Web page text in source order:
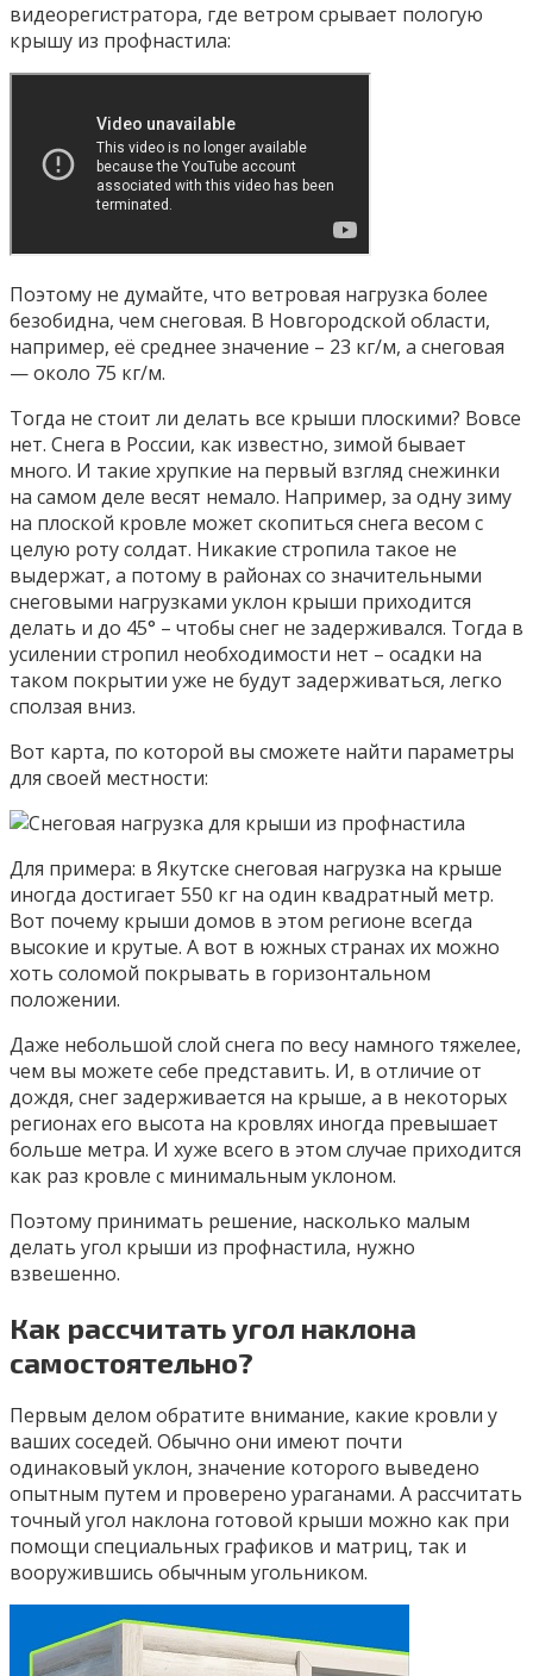
видеорегистратора, где ветром срывает пологую
крышу из профнастила:
Поэтому не думайте, что ветровая нагрузка более
безобидна, чем снеговая. В Новгородской области,
например, её среднее значение – 23 кг/м, а снеговая
— около 75 кг/м.
Тогда не стоит ли делать все крыши плоскими? Вовсе
нет. Снега в России, как известно, зимой бывает
много. И такие хрупкие на первый взгляд снежинки
на самом деле весят немало. Например, за одну зиму
на плоской кровле может скопиться снега весом с
целую роту солдат. Никакие стропила такое не
выдержат, а потому в районах со значительными
снеговыми нагрузками уклон крыши приходится
делать и до 45° – чтобы снег не задерживался. Тогда в
усилении стропил необходимости нет – осадки на
таком покрытии уже не будут задерживаться, легко
сползая вниз.
Вот карта, по которой вы сможете найти параметры
для своей местности:
Для примера: в Якутске снеговая нагрузка на крыше
иногда достигает 550 кг на один квадратный метр.
Вот почему крыши домов в этом регионе всегда
высокие и крутые. А вот в южных странах их можно
хоть соломой покрывать в горизонтальном
положении.
Даже небольшой слой снега по весу намного тяжелее,
чем вы можете себе представить. И, в отличие от
дождя, снег задерживается на крыше, а в некоторых
регионах его высота на кровлях иногда превышает
больше метра. И хуже всего в этом случае приходится
как раз кровле с минимальным уклоном.
Поэтому принимать решение, насколько малым
делать угол крыши из профнастила, нужно
взвешенно.
Как рассчитать угол наклона
самостоятельно?
Первым делом обратите внимание, какие кровли у
ваших соседей. Обычно они имеют почти
одинаковый уклон, значение которого выведено
опытным путем и проверено ураганами. А рассчитать
точный угол наклона готовой крыши можно как при
помощи специальных графиков и матриц, так и
вооружившись обычным угольником.